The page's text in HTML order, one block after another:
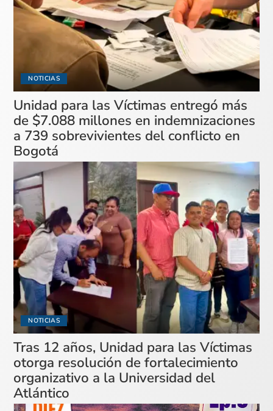
NOTICIAS
Unidad para las Víctimas entregó más
de $7.088 millones en indemnizaciones
a 739 sobrevivientes del conflicto en
Bogotá
NOTICIAS
Tras 12 años, Unidad para las Víctimas
otorga resolución de fortalecimiento
organizativo a la Universidad del
Atlántico